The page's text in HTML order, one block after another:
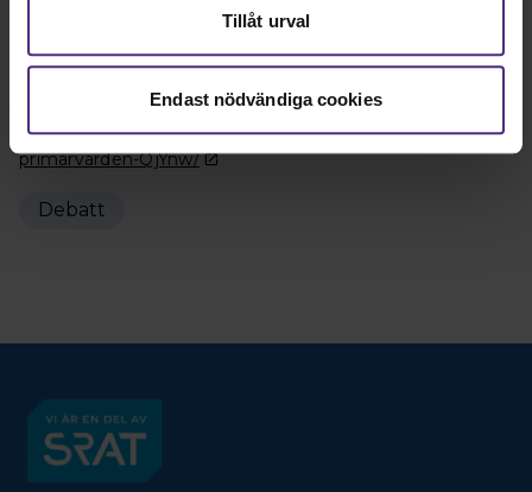
Tillåt urval
Endast nödvändiga cookies
nodvandigt-for-framtiden/
Barometern 2025-10-10
https://www.barometern.se/debatt/logopeder-behovs-i-
primarvarden-QjYnw/
Debatt